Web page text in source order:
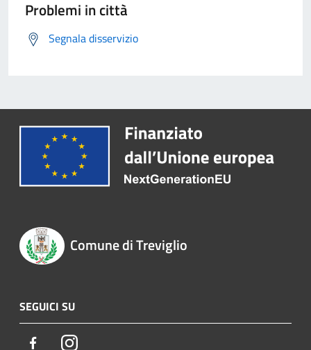
Problemi in città
Segnala disservizio
Comune di Treviglio
SEGUICI SU
FacebookInstagram